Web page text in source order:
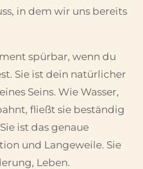
in dem wir uns bereits
spürbar, wenn du
Sie ist dein natürlicher
Seins. Wie Wasser,
fließt sie beständig
ist das genaue
und Langeweile. Sie
Leben.